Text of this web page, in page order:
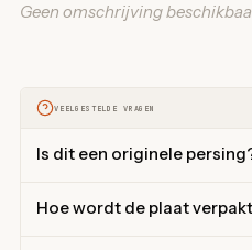
Geen omschrijving
VEELGESTELDE VRAGEN
Is dit een originele
Hoe wordt de plaat